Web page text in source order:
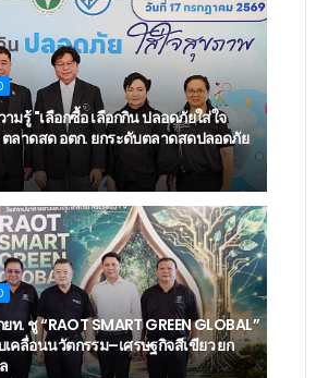
มรู้ "เลือกซื้อ เลือกกิน ปลอดภัยใส่ใจ
ลาดสด อตก. ยกระดับตลาดสดปลอดภัย
ท. ชู “RAOT SMART GREEN GLOBAL”
เคลื่อนนวัตกรรม–เศรษฐกิจสีเขียว ยก